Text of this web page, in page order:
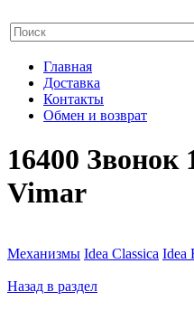
Главная
Доставка
Контакты
Обмен и возврат
16400 Звонок
Vimar
Механизмы Idea Classica Idea
Назад в раздел